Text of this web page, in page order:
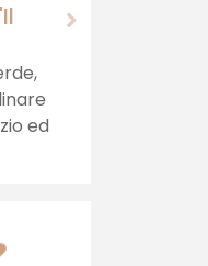
Momagni